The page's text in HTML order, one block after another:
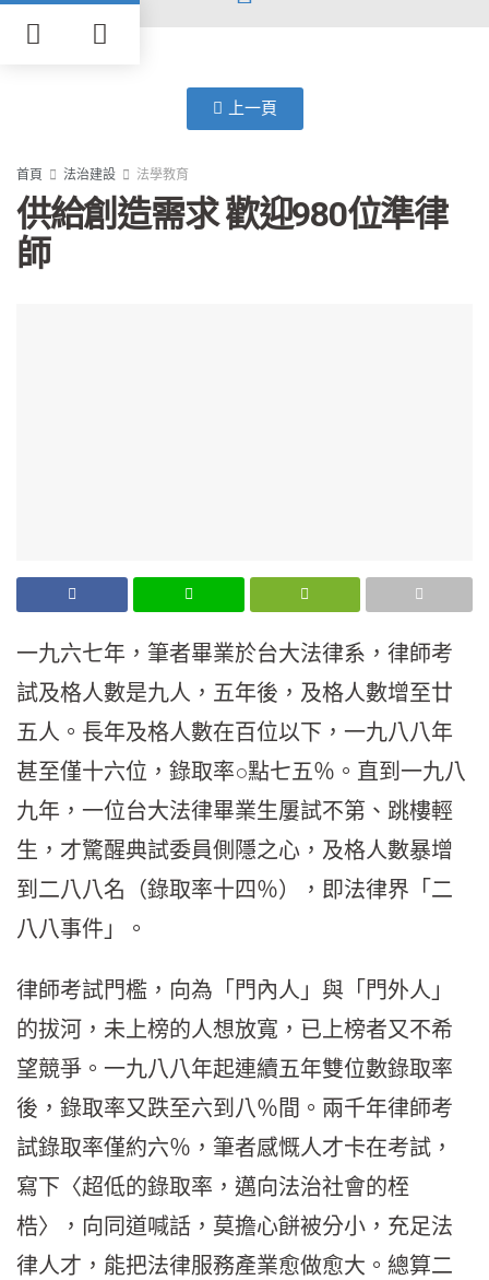
上一頁
首頁 法治建設 法學教育
供給創造需求 歡迎980位準律
師
一九六七年，筆者畢業於台大法律系，律師考
試及格人數是九人，五年後，及格人數增至廿
五人。長年及格人數在百位以下，一九八八年
甚至僅十六位，錄取率○點七五％。直到一九八
九年，一位台大法律畢業生屢試不第、跳樓輕
生，才驚醒典試委員側隱之心，及格人數暴增
到二八八名（錄取率十四％），即法律界「二
八八事件」。
律師考試門檻，向為「門內人」與「門外人」
的拔河，未上榜的人想放寬，已上榜者又不希
望競爭。一九八八年起連續五年雙位數錄取率
後，錄取率又跌至六到八％間。兩千年律師考
試錄取率僅約六％，筆者感慨人才卡在考試，
寫下〈超低的錄取率，邁向法治社會的桎
梏〉，向同道喊話，莫擔心餅被分小，充足法
律人才，能把法律服務產業愈做愈大。總算二